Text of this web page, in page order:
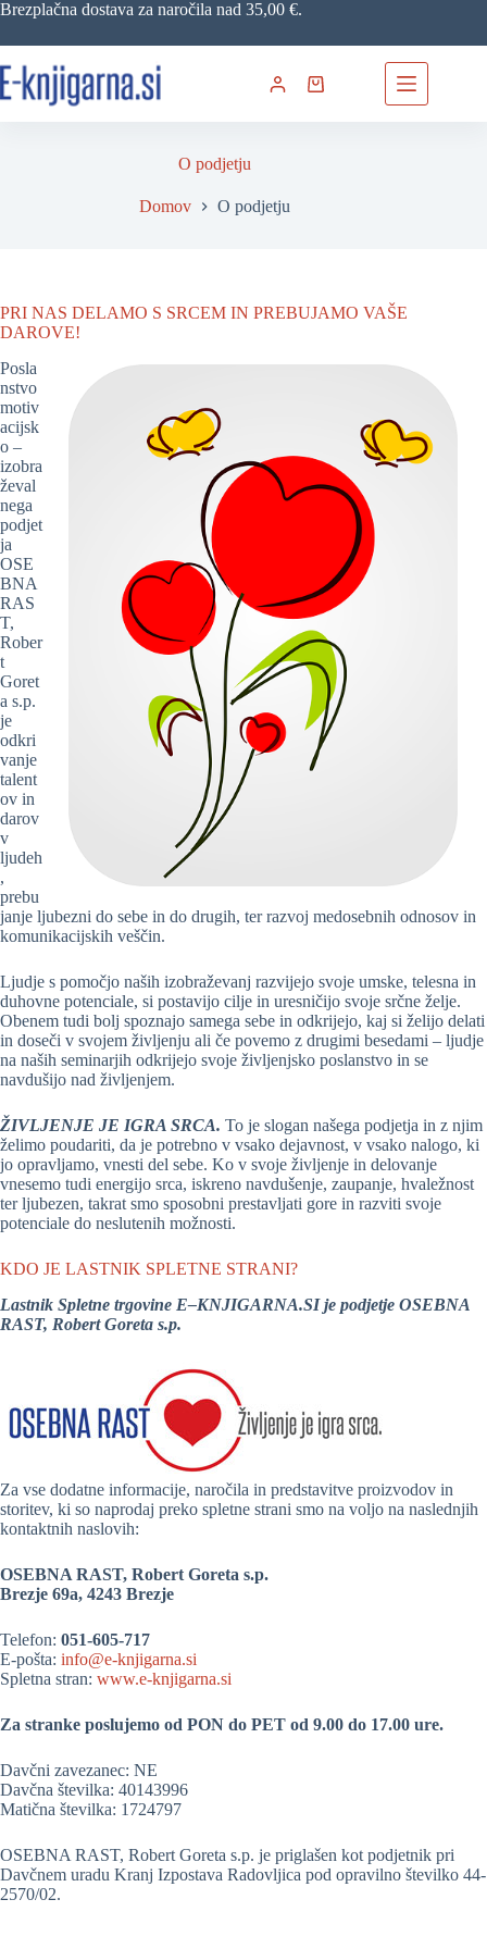
Skip
content
Brezplačna dostava za naročila nad 35,00 €.
Shopping
O podjetju
Domov O podjetju
PRI NAS DELAMO S SRCEM IN PREBUJAMO VAŠE
DAROVE!
Posla
nstvo
motiv
acijsk
o –
izobra
ževal
nega
podjet
ja
OSE
BNA
RAS
T,
Rober
t
Goret
a s.p.
je
odkri
vanje
talent
ov in
darov
v
ljudeh
,
prebu
janje ljubezni do sebe in do drugih, ter razvoj medosebnih odnosov in
komunikacijskih veščin.
Ljudje s pomočjo naših izobraževanj razvijejo svoje umske, telesna in
duhovne potenciale, si postavijo cilje in uresničijo svoje srčne želje.
Obenem tudi bolj spoznajo samega sebe in odkrijejo, kaj si želijo delati
in doseči v svojem življenju ali če povemo z drugimi besedami – ljudje
na naših seminarjih odkrijejo svoje življenjsko poslanstvo in se
navdušijo nad življenjem.
ŽIVLJENJE JE IGRA SRCA. To je slogan našega podjetja in z njim
želimo poudariti, da je potrebno v vsako dejavnost, v vsako nalogo, ki
jo opravljamo, vnesti del sebe. Ko v svoje življenje in delovanje
vnesemo tudi energijo srca, iskreno navdušenje, zaupanje, hvaležnost
ter ljubezen, takrat smo sposobni prestavljati gore in razviti svoje
potenciale do neslutenih možnosti.
KDO JE LASTNIK SPLETNE STRANI?
Lastnik Spletne trgovine E–KNJIGARNA.SI je podjetje OSEBNA
RAST, Robert Goreta s.p.
Za vse dodatne informacije, naročila in predstavitve proizvodov in
storitev, ki so naprodaj preko spletne strani smo na voljo na naslednjih
kontaktnih naslovih:
OSEBNA RAST, Robert Goreta s.p.
Brezje 69a, 4243 Brezje
Telefon: 051-605-717
E-pošta: info@e-knjigarna.si
Spletna stran: www.e-knjigarna.si
Za stranke poslujemo od PON do PET od 9.00 do 17.00 ure.
Davčni zavezanec: NE
Davčna številka: 40143996
Matična številka: 1724797
OSEBNA RAST, Robert Goreta s.p. je priglašen kot podjetnik pri
Davčnem uradu Kranj Izpostava Radovljica pod opravilno številko 44-
2570/02.